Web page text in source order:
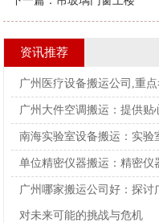
资讯推荐
广州医疗设备搬运公司,重
广州大件空调搬运：提供
南海实验室设备搬运：实
单位精密仪器搬运：精密仪
广州哪家搬运公司好：探
对未来可能的挑战与危机